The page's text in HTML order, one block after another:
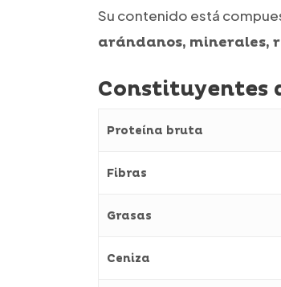
Su contenido está
arándanos, minerales,
Constituyentes
Proteína bruta
Fibras
Grasas
Ceniza